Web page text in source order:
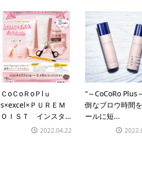
ＣoＣoＲoＰlｕ
s×excel×ＰＵＲＥＭ
ＯＩＳＴ インスタ...
2022.04.22
“～CoCoRo Plus
倒なブロウ時間
ールに短...